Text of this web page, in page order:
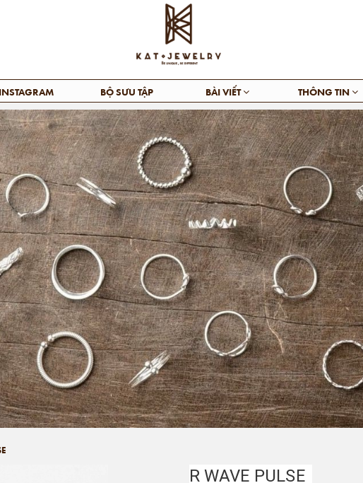
INSTAGRAM BỘ SƯU TẬP BÀI VIẾT THÔNG TIN
R WAVE PULSE